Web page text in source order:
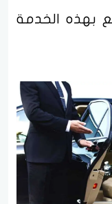
بهذه الخدمة